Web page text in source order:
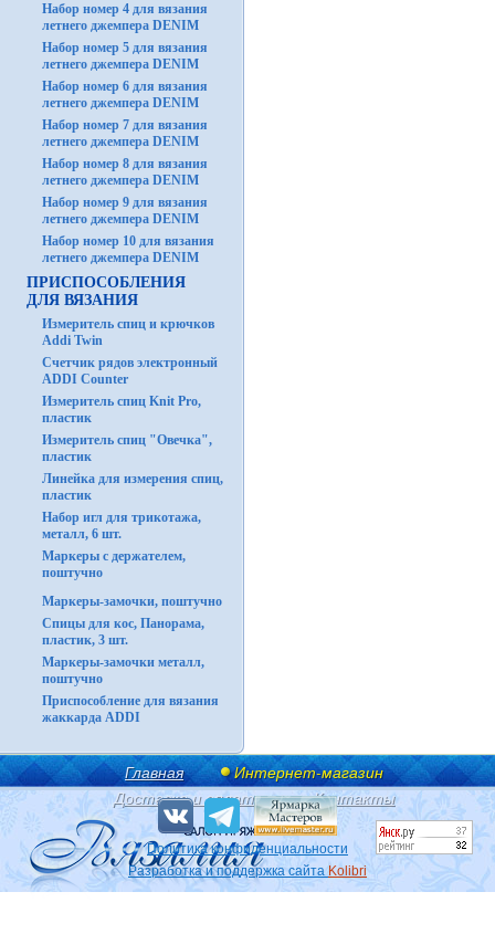
Набор номер 4 для вязания
летнего джемпера DENIM
Набор номер 5 для вязания
летнего джемпера DENIM
Набор номер 6 для вязания
летнего джемпера DENIM
Набор номер 7 для вязания
летнего джемпера DENIM
Набор номер 8 для вязания
летнего джемпера DENIM
Набор номер 9 для вязания
летнего джемпера DENIM
Набор номер 10 для вязания
летнего джемпера DENIM
ПРИСПОСОБЛЕНИЯ
ДЛЯ ВЯЗАНИЯ
Измеритель спиц и крючков
Addi Twin
Счетчик рядов электронный
ADDI Counter
Измеритель спиц Knit Pro,
пластик
Измеритель спиц "Овечка",
пластик
Линейка для измерения спиц,
пластик
Набор игл для трикотажа,
металл, 6 шт.
Маркеры с держателем,
поштучно
Маркеры-замочки, поштучно
Спицы для кос, Панорама,
пластик, 3 шт.
Маркеры-замочки металл,
поштучно
Приспособление для вязания
жаккарда ADDI
Главная
Интернет-магазин
Доставка и оплата
Контакты
Политика конфиденциальности
Разработка и поддержка сайта Kolibri